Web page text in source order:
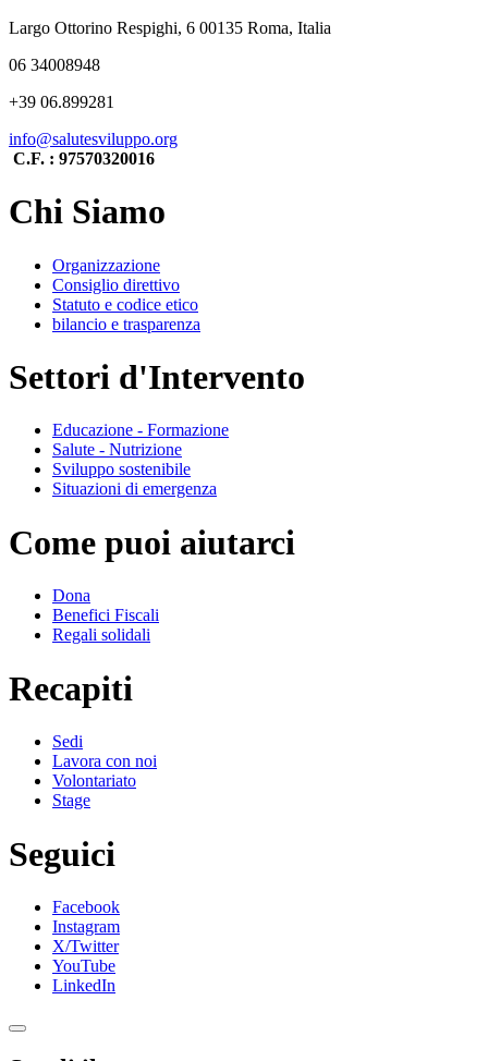
Largo Ottorino Respighi, 6 00135 Roma, Italia
06 34008948
+39 06.899281
info@salutesviluppo.org
C.F. : 97570320016
Chi Siamo
Organizzazione
Consiglio direttivo
Statuto e codice etico
bilancio e trasparenza
Settori d'Intervento
Educazione - Formazione
Salute - Nutrizione
Sviluppo sostenibile
Situazioni di emergenza
Come puoi aiutarci
Dona
Benefici Fiscali
Regali solidali
Recapiti
Sedi
Lavora con noi
Volontariato
Stage
Seguici
Facebook
Instagram
X/Twitter
YouTube
LinkedIn